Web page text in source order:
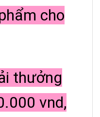
cho
thưởng
vnd,